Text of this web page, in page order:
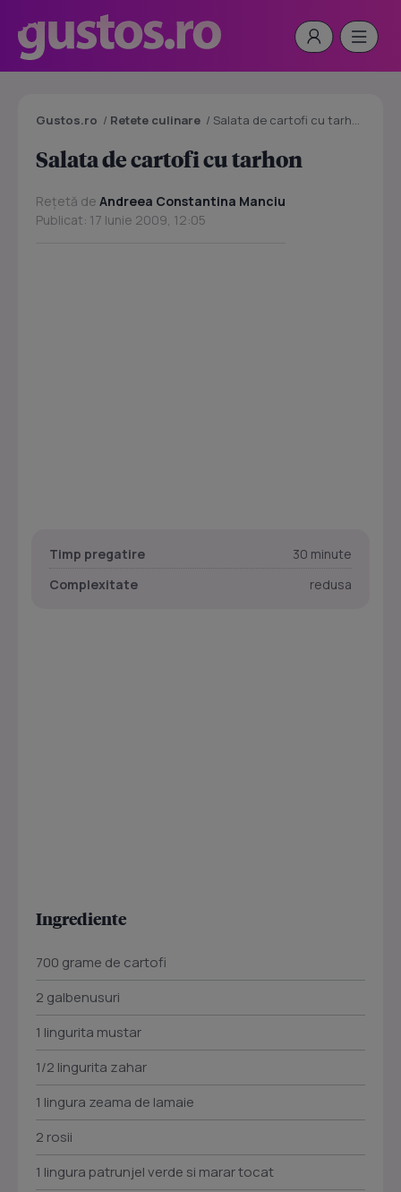
Gustos.ro / Retete culinare / Salata de cartofi cu tarhon
Salata de cartofi cu tarhon
Rețetă de Andreea Constantina Manciu
Publicat: 17 Iunie 2009, 12:05
Timp pregatire
30 minute
Complexitate
redusa
Ingrediente
700 grame de cartofi
2 galbenusuri
1 lingurita mustar
1/2 lingurita zahar
1 lingura zeama de lamaie
2 rosii
1 lingura patrunjel verde si marar tocat